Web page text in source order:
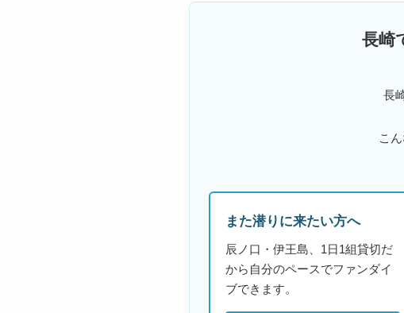
長崎
長
こ
また潜りに来たい方へ
辰ノ口・伊王島、1日1組貸切だ
から自分のペースでファンダイ
ブできます。